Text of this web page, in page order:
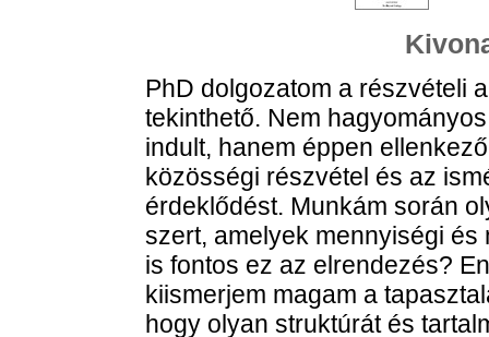
PhD dolgozatom a részvételi
tekinthető. Nem
indult, hanem éppen
közösségi részvétel és az
érdeklődést. Munkám során
szert, amelyek mennyiségi
is fontos ez az elrendezés?
kiismerjem magam a
hogy olyan struktúrát és